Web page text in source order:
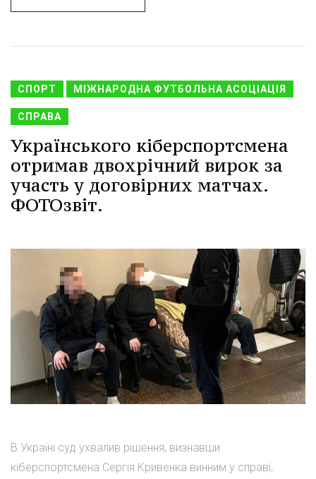
СПОРТ МІЖНАРОДНА ФУТБОЛЬНА АСОЦІАЦІЯ
СПРАВА
Українського кіберспортсмена
отримав двохрічний вирок за
участь у договірних матчах.
ФОТОзвіт.
В Україні суд ухвалив рішення, визнавши
кіберспортсмена Сергія Кривенка винним у справі,